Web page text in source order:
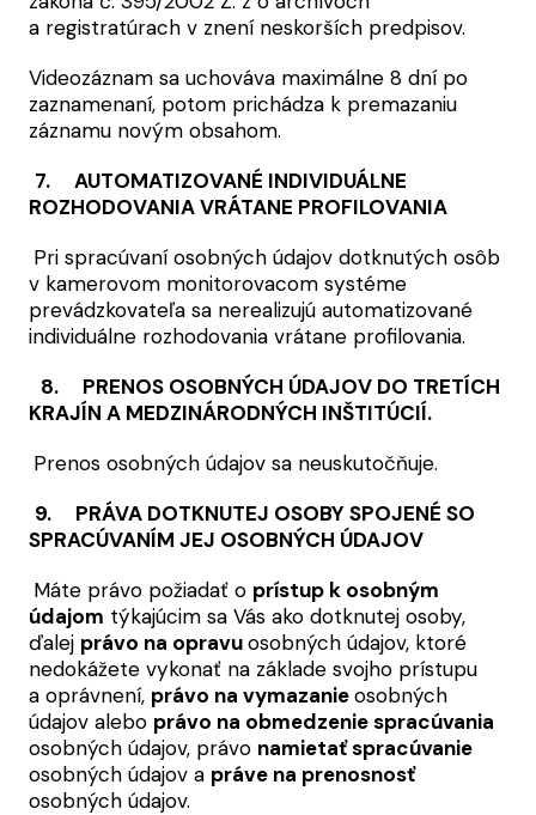
a registratúrach v znení neskorších predpisov.
Videozáznam sa uchováva maximálne 8 dní po
zaznamenaní, potom prichádza k premazaniu
záznamu novým obsahom.
7. AUTOMATIZOVANÉ INDIVIDUÁLNE
ROZHODOVANIA VRÁTANE PROFILOVANIA
Pri spracúvaní osobných údajov dotknutých osôb
v kamerovom monitorovacom systéme
prevádzkovateľa sa nerealizujú automatizované
individuálne rozhodovania vrátane profilovania.
8. PRENOS OSOBNÝCH ÚDAJOV DO TRETÍCH
KRAJÍN A MEDZINÁRODNÝCH INŠTITÚCIÍ.
Prenos osobných údajov sa neuskutočňuje.
9. PRÁVA DOTKNUTEJ OSOBY SPOJENÉ SO
SPRACÚVANÍM JEJ OSOBNÝCH ÚDAJOV
Máte právo požiadať o prístup k osobným
údajom týkajúcim sa Vás ako dotknutej osoby,
ďalej právo na opravuosobných údajov, ktoré
nedokážete vykonať na základe svojho prístupu
a oprávnení, právo na vymazanieosobných
údajov alebo právo na obmedzenie spracúvania
osobných údajov, právo namietať spracúvanie
osobných údajov a práve na prenosnosť
osobných údajov.